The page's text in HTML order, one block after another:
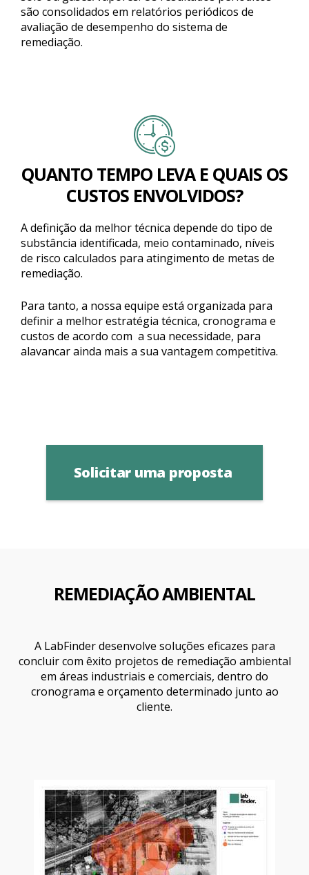
são consolidados em relatórios periódicos de
avaliação de desempenho do sistema de
remediação.
QUANTO TEMPO LEVA E QUAIS OS
CUSTOS ENVOLVIDOS?
A definição da melhor técnica depende do tipo de
substância identificada, meio contaminado, níveis
de risco calculados para atingimento de metas de
remediação.
Para tanto, a nossa equipe está organizada para
definir a melhor estratégia técnica, cronograma e
custos de acordo com a sua necessidade, para
alavancar ainda mais a sua vantagem competitiva.
Solicitar uma proposta
REMEDIAÇÃO AMBIENTAL
A LabFinder desenvolve soluções eficazes para
concluir com êxito projetos de remediação ambiental
em áreas industriais e comerciais, dentro do
cronograma e orçamento determinado junto ao
cliente.